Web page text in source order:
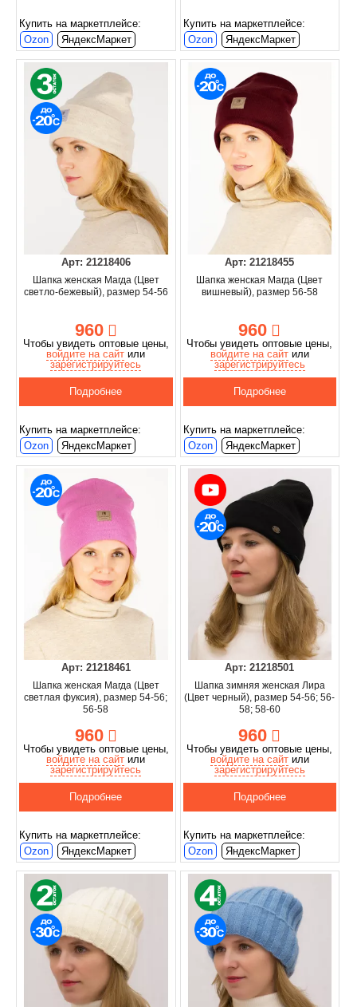
Купить на маркетплейсе:
Ozon
ЯндексМаркет
Купить на маркетплейсе:
Ozon
ЯндексМаркет
Арт: 21218406
Шапка женская Магда (Цвет
светло-бежевый), размер 54-56
960
Чтобы увидеть оптовые цены,
войдите на сайт или
зарегистрируйтесь
Подробнее
Купить на маркетплейсе:
Ozon
ЯндексМаркет
Арт: 21218455
Шапка женская Магда (Цвет
вишневый), размер 56-58
960
Чтобы увидеть оптовые цены,
войдите на сайтили
зарегистрируйтесь
Подробнее
Купить на маркетплейсе:
Ozon
ЯндексМаркет
Арт: 21218461
Шапка женская Магда (Цвет
светлая фуксия), размер 54-56;
56-58
960
Чтобы увидеть оптовые цены,
войдите на сайт или
зарегистрируйтесь
Подробнее
Купить на маркетплейсе:
Ozon
ЯндексМаркет
Арт: 21218501
Шапка зимняя женская Лира
(Цвет черный), размер 54-56; 56-
58; 58-60
960
Чтобы увидеть оптовые цены,
войдите на сайтили
зарегистрируйтесь
Подробнее
Купить на маркетплейсе:
Ozon
ЯндексМаркет